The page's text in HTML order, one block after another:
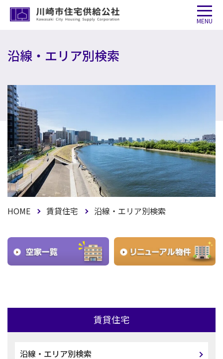
MENU
沿線・エリア別検索
HOME 賃貸住宅 沿線・エリア別検索
賃貸住宅
沿線・エリア別検索